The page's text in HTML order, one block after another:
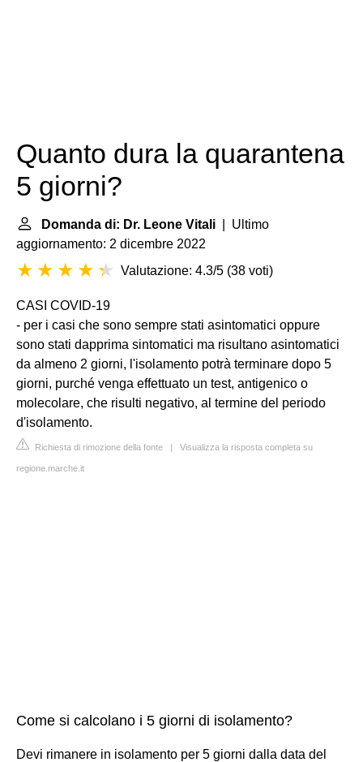
Quanto dura la quarantena
5 giorni?
Domanda di: Dr. Leone Vitali | Ultimo
aggiornamento: 2 dicembre 2022
Valutazione: 4.3/5 (38 voti)
CASI COVID-19
- per i casi che sono sempre stati asintomatici oppure
sono stati dapprima sintomatici ma risultano asintomatici
da almeno 2 giorni, l'isolamento potrà terminare dopo 5
giorni, purché venga effettuato un test, antigenico o
molecolare, che risulti negativo, al termine del periodo
d'isolamento.
Richiesta di rimozione della fonte | Visualizza la risposta completa su
regione.marche.it
Come si calcolano i 5 giorni di isolamento?
Devi rimanere in isolamento per 5 giorni dalla data del